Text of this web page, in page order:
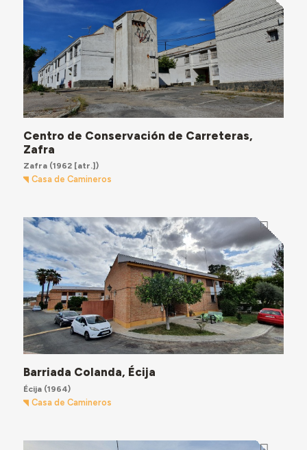
Centro de Conservación de Carreteras,
Zafra
Zafra(1962 [atr.])
Casa de Camineros
Barriada Colanda, Écija
Écija(1964)
Casa de Camineros